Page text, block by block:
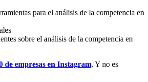
para el análisis de la competencia en
sobre el análisis de la competencia en
de empresas en Instagram. Y no es